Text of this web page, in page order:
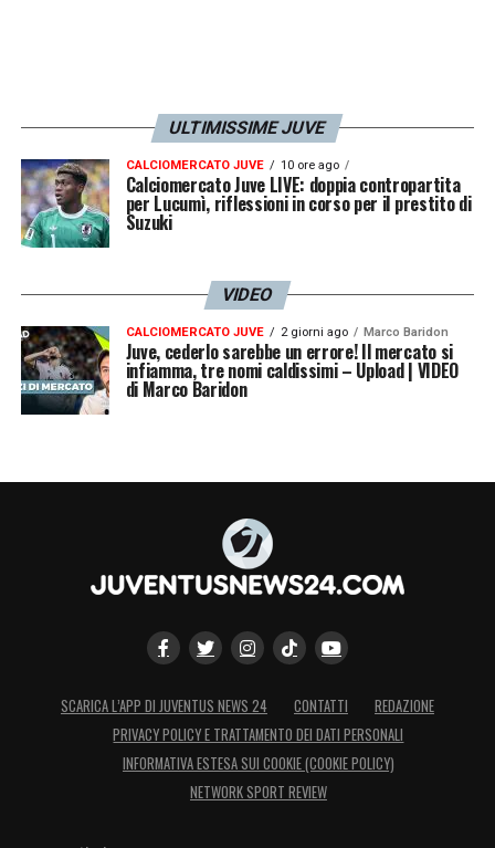
ULTIMISSIME JUVE
CALCIOMERCATO JUVE 10 ore ago
Calciomercato Juve LIVE: doppia contropartita
per Lucumì, riflessioni in corso per il prestito di
Suzuki
VIDEO
CALCIOMERCATO JUVE 2 giorni ago Marco Baridon
Juve, cederlo sarebbe un errore! Il mercato si
infiamma, tre nomi caldissimi – Upload | VIDEO
di Marco Baridon
SCARICA L’APP DI JUVENTUS NEWS 24 CONTATTI
REDAZIONE
PRIVACY POLICY E TRATTAMENTO DEI DATI PERSONALI
INFORMATIVA ESTESA SUI COOKIE (COOKIE POLICY)
NETWORK SPORT REVIEW